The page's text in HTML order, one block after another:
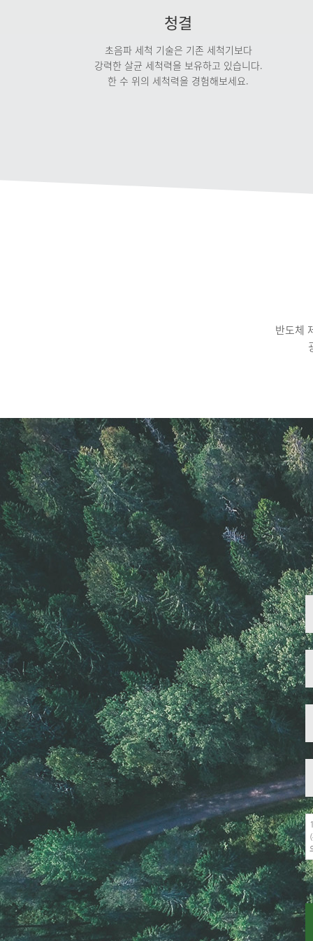
청결
초음파 세척 기술은 기존 세척기보다
강력한 살균 세척력을 보유하고 있습니다.
한 수 위의 세척력을 경험해보세요.
반도체